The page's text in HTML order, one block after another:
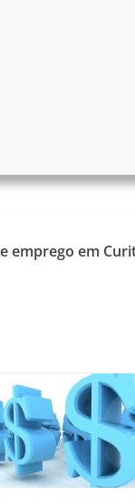
emprego em